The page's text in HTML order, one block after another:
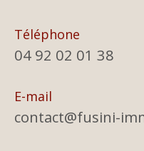
Téléphone
04 92 02 01 38
E-mail
contact@fusini-